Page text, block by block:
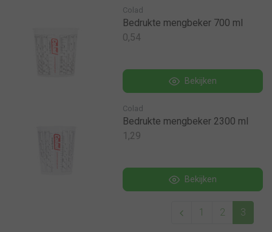
Colad
Bedrukte mengbeker 700 ml
0,54
Bekijken
Colad
Bedrukte mengbeker 2300 ml
1,29
Bekijken
1 2 3